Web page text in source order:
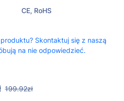
CE, RoHS
Skontaktuj się z naszą
na nie odpowiedzieć.
199.92zł